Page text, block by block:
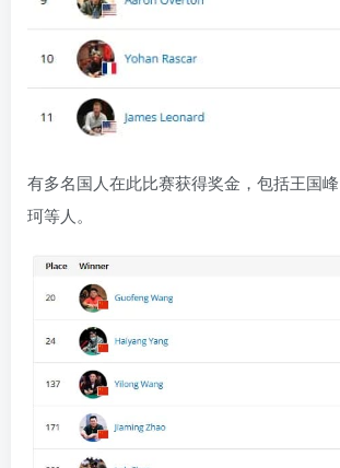
有多名国人在此比赛获得奖金，包括王国
珂等人。